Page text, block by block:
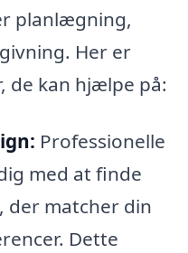
planlægning,
Her er
de kan hjælpe på:
Professionelle
med at finde
der matcher din
Dette